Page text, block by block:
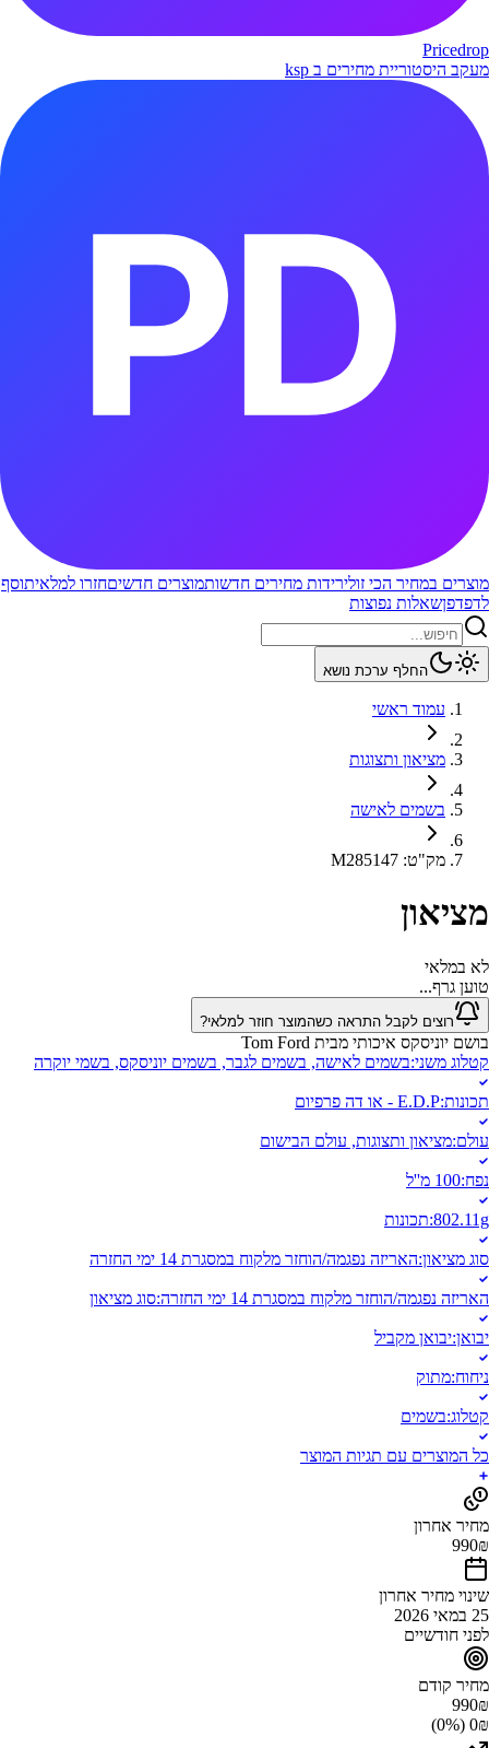
Pricedrop
מעקב היסטוריית מחירים ב ksp
מוצרים במחיר הכי זולירידות מחירים חדשותמוצרים חדשיםחזרו למלאיתוסף
לדפדפןשאלות נפוצות
החלף ערכת נושא
עמוד ראשי
מציאון ותצוגות
בשמים לאישה
מק"ט:
M285147
מציאון
לא במלאי
טוען גרף...
רוצים לקבל התראה כשהמוצר חוזר למלאי?
בושם יוניסקס איכותי מבית Tom Ford
קטלוג משני:בשמים לאישה, בשמים לגבר, בשמים יוניסקס, בשמי יוקרה
תכונות:E.D.P - או דה פרפיום
עולם:מציאון ותצוגות, עולם הבישום
נפח:100 מ''ל
802.11g
:תכונות
סוג מציאון:האריזה נפגמה/הוחזר מלקוח במסגרת 14 ימי החזרה
האריזה נפגמה/הוחזר מלקוח במסגרת 14 ימי החזרה :סוג מציאון
יבואן:יבואן מקביל
ניחוח:מתוק
קטלוג:בשמים
כל המוצרים עם תגיות המוצר
מחיר אחרון
990₪
שינוי מחיר אחרון
25 במאי 2026
לפני חודשיים
מחיר קודם
990₪
0₪ (0%)